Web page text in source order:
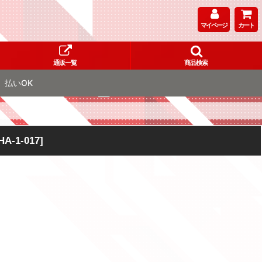
マイページ カート
通販一覧 商品検索
払いOK
1-017]